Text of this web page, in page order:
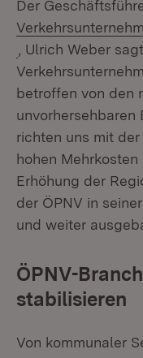
Der
(Öffnet in neuem
, Ulrich Weber
betroffen von den
unvorhersehbaren
richten uns mit
hohen
Erhöhung der
der ÖPNV in
und weiter
ÖPNV-
stabilisieren
Von kommunaler